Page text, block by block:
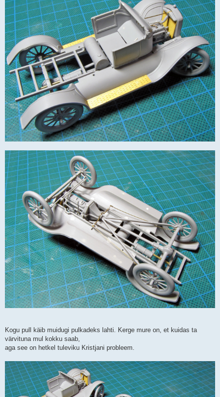
Kogu pull käib muidugi pulkadeks lahti. Kerge mure on, et kuidas ta
värvituna mul kokku saab,
aga see on hetkel tuleviku Kristjani probleem.